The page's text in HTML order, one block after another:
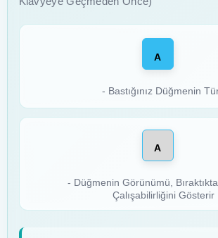
A
- Bastığınız Düğmenin
A
- Düğmenin Görünümü,
Çalışabilirliğini Gösterir